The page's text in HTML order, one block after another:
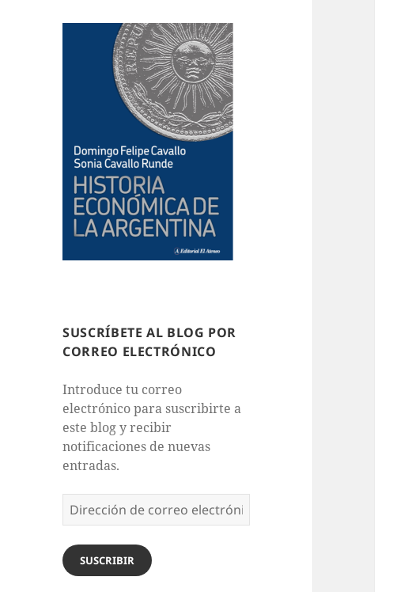
SUSCRÍBETE AL BLOG POR
CORREO ELECTRÓNICO
Introduce tu correo
electrónico para suscribirte a
este blog y recibir
notificaciones de nuevas
entradas.
Dirección
de
correo
electrónico
SUSCRIBIR